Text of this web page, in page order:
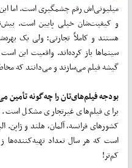
میلیونی‌اش رقم چشمگیری است. اما
و کیفیت‌شان خیلی پایین است. بیش‌تر
هستند و کاملاً تجارتی؛ ولی یک
سینماها باز کرده‌اند. واقعیت این
گیشه فیلم می‌سازند و می‌دانند که
بودجه فیلم‌های‌تان را چه‌گونه تأمین
برای فیلم‌های غیرتجاری مشکل است.
کشورهای فرانسه، آلمان، هلند و
است که هر سال تعداد تهیه‌کننده‌ها
کم‌تر!